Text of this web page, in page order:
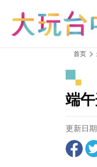
首页
端
更新日